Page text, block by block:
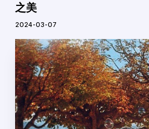
之美
2024-03-07